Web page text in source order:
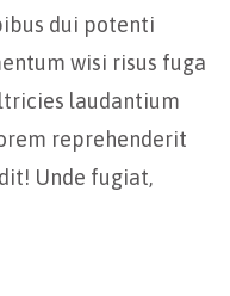
dui potenti
wisi risus fuga
laudantium
reprehenderit
Unde fugiat,